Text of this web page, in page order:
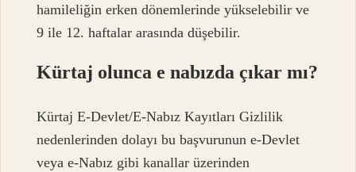
hamileliğin erken dönemlerinde yükselebilir ve
9 ile 12. haftalar arasında düşebilir.
Kürtaj olunca e nabızda çıkar mı?
Kürtaj E-Devlet/E-Nabız Kayıtları Gizlilik
nedenlerinden dolayı bu başvurunun e-Devlet
veya e-Nabız gibi kanallar üzerinden